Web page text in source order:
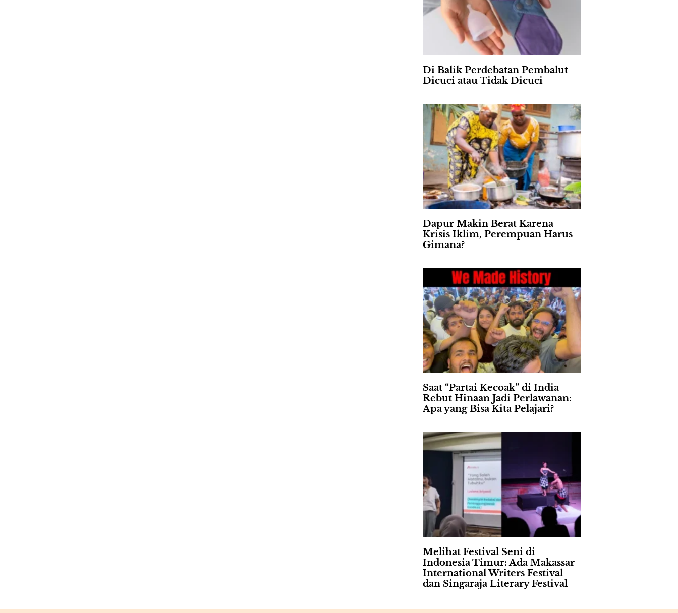
Di Balik Perdebatan Pembalut
Dicuci atau Tidak Dicuci
Dapur Makin Berat Karena
Krisis Iklim, Perempuan Harus
Gimana?
Saat “Partai Kecoak” di India
Rebut Hinaan Jadi Perlawanan:
Apa yang Bisa Kita Pelajari?
Melihat Festival Seni di
Indonesia Timur: Ada Makassar
International Writers Festival
dan Singaraja Literary Festival